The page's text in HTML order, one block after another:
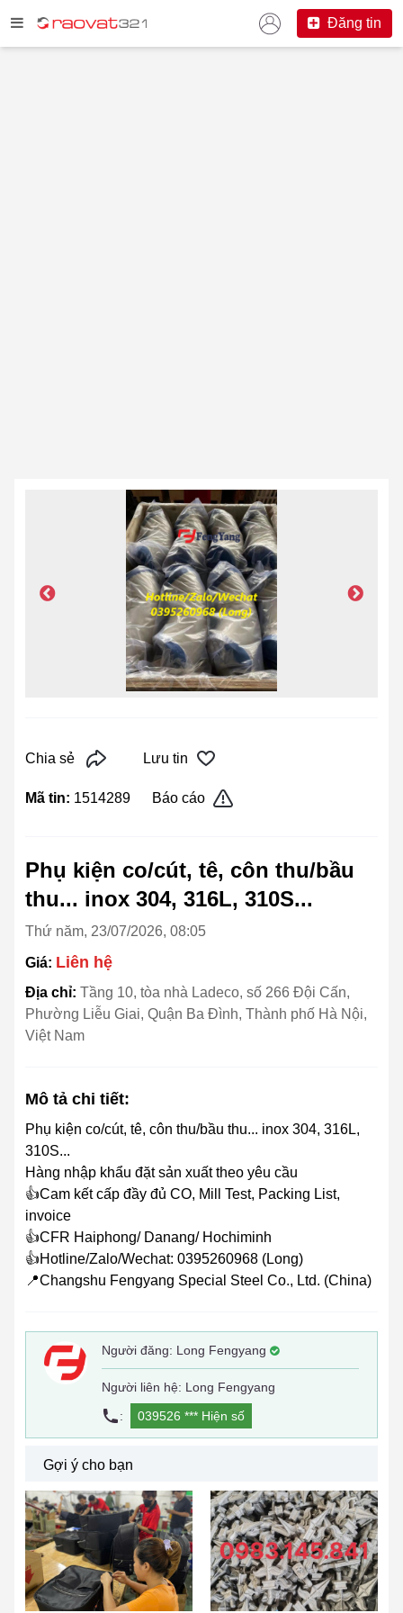
Đăng tin
Chia sẻ Lưu tin
Mã tin: 1514289 Báo cáo
Phụ kiện co/cút, tê, côn thu/bầu
thu... inox 304, 316L, 310S...
Thứ năm, 23/07/2026, 08:05
Giá: Liên hệ
Địa chỉ: Tầng 10, tòa nhà Ladeco, số 266 Đội Cấn,
Phường Liễu Giai, Quận Ba Đình, Thành phố Hà Nội,
Việt Nam
Mô tả chi tiết:
Phụ kiện co/cút, tê, côn thu/bầu thu... inox 304, 316L,
310S...
Hàng nhập khẩu đặt sản xuất theo yêu cầu
👍Cam kết cấp đầy đủ CO, Mill Test, Packing List,
invoice
👍CFR Haiphong/ Danang/ Hochiminh
👍Hotline/Zalo/Wechat: 0395260968 (Long)
📍Changshu Fengyang Special Steel Co., Ltd. (China)
Người đăng: Long Fengyang
Người liên hệ: Long Fengyang
:
039526 *** Hiện số
Gợi ý cho bạn